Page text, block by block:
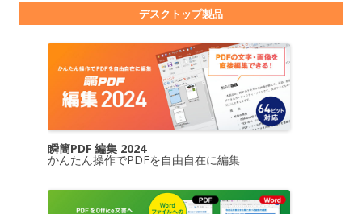
デスクトップ製品
瞬簡PDF 編集 2024
かんたん操作でPDFを自由自在に編集